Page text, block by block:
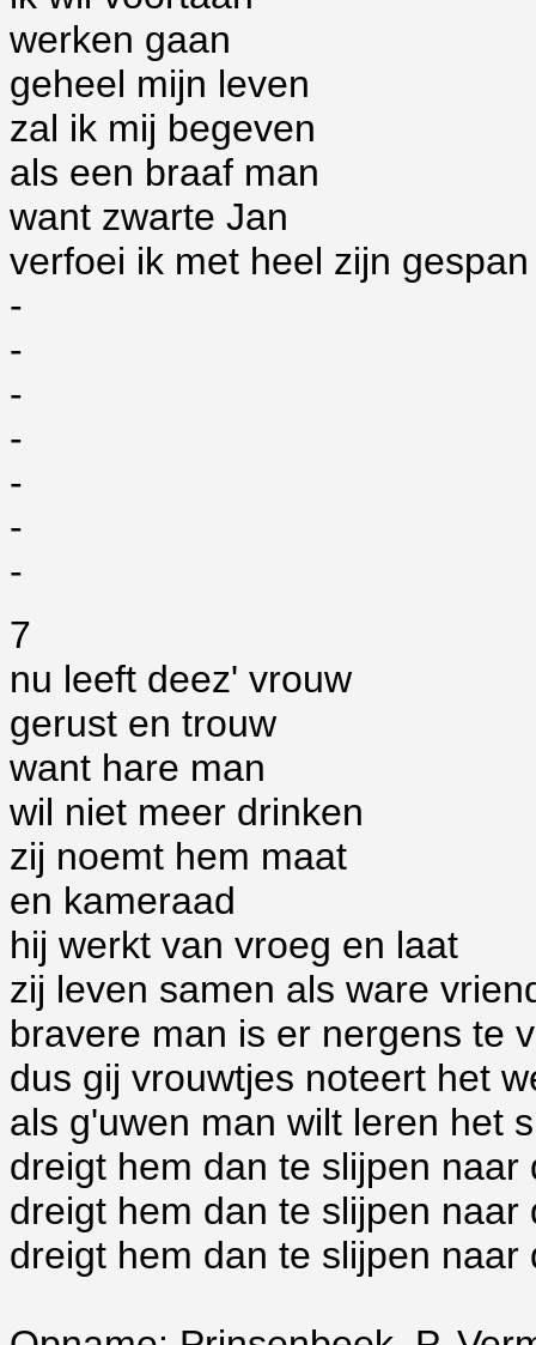
werken gaan
geheel mijn leven
zal ik mij begeven
als een braaf man
want zwarte Jan
verfoei ik met heel zijn gespan
-
-
-
-
-
-
-
7
nu leeft deez' vrouw
gerust en trouw
want hare man
wil niet meer drinken
zij noemt hem maat
en kameraad
hij werkt van vroeg en laat
zij leven samen als ware
bravere man is er nergens te
dus gij vrouwtjes noteert het
als g'uwen man wilt leren het
dreigt hem dan te slijpen naar
dreigt hem dan te slijpen naar
dreigt hem dan te slijpen naar